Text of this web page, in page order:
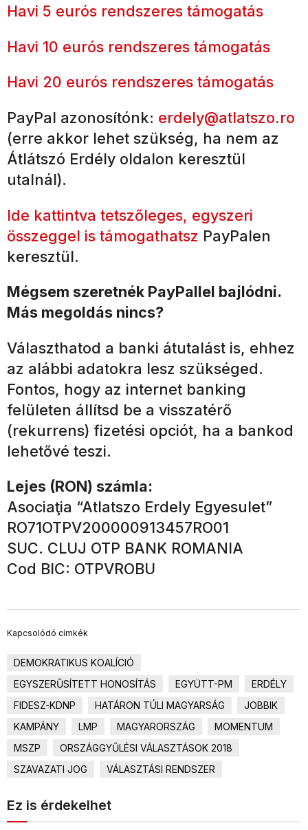
Havi 5 eurós rendszeres támogatás
Havi 10 eurós rendszeres támogatás
Havi 20 eurós rendszeres támogatás
PayPal azonosítónk: erdely@atlatszo.ro
(erre akkor lehet szükség, ha nem az
Átlátszó Erdély oldalon keresztül
utalnál).
Ide kattintva tetszőleges, egyszeri
összeggel is támogathatsz PayPalen
keresztül.
Mégsem szeretnék PayPallel bajlódni.
Más megoldás nincs?
Választhatod a banki átutalást is, ehhez
az alábbi adatokra lesz szükséged.
Fontos, hogy az internet banking
felületen állítsd be a visszatérő
(rekurrens) fizetési opciót, ha a bankod
lehetővé teszi.
Lejes (RON) számla:
Asociaţia “Atlatszo Erdely Egyesulet”
RO71OTPV200000913457RO01
SUC. CLUJ OTP BANK ROMANIA
Cod BIC: OTPVROBU
Kapcsolódó címkék
DEMOKRATIKUS KOALÍCIÓ
EGYSZERŰSÍTETT HONOSÍTÁS
EGYÜTT-PM
ERDÉLY
FIDESZ-KDNP
HATÁRON TÚLI MAGYARSÁG
JOBBIK
KAMPÁNY
LMP MAGYARORSZÁG
MOMENTUM
MSZP
ORSZÁGGYŰLÉSI VÁLASZTÁSOK 2018
SZAVAZATI JOG
VÁLASZTÁSI RENDSZER
Ez is érdekelhet